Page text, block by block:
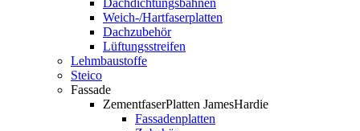
Dachdichtungsbahnen
Weich-/Hartfaserplatten
Dachzubehör
Lüftungsstreifen
Lehmbaustoffe
Steico
Fassade
ZementfaserPlatten JamesHardie
Fassadenplatten